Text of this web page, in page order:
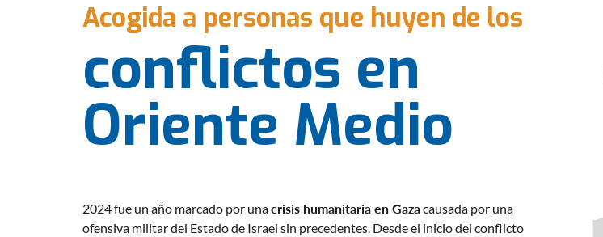
Acogida a personas que huyen de los
conflictos en
Oriente Medio
2024 fue un año marcado por unacrisis humanitaria en Gazacausada por una
ofensiva militar del Estado de Israel sin precedentes. Desde el inicio del conflicto